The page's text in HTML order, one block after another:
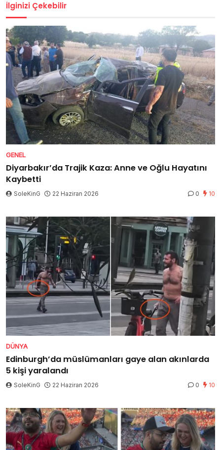
İlginizi Çekebilir
GENEL
Diyarbakır’da Trajik Kaza: Anne ve Oğlu Hayatını
Kaybetti
SoleKinG 22 Haziran 2026 0 10
DÜNYA
Edinburgh’da müslümanları gaye alan akınlarda
5 kişi yaralandı
SoleKinG 22 Haziran 2026 0 10